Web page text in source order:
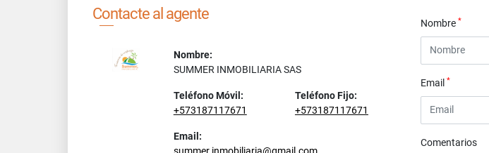
Contacte al agente
Nombre:
SUMMER INMOBILIARIA SAS
Teléfono Móvil:
+573187117671
Teléfono Fijo:
+573187117671
Email:
Nombre*
Email*
Comentarios